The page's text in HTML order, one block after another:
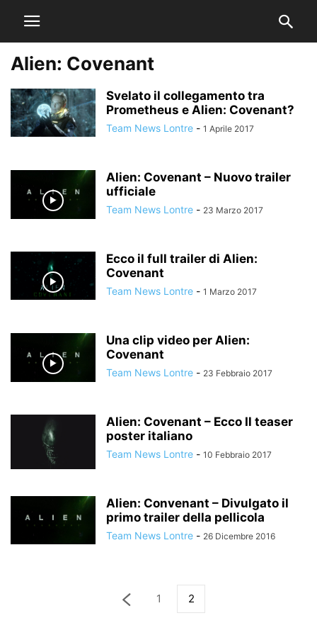
Alien: Covenant
Svelato il collegamento tra
Prometheus e Alien: Covenant?
Team News Lontre - 1 Aprile 2017
Alien: Covenant – Nuovo trailer
ufficiale
Team News Lontre - 23 Marzo 2017
Ecco il full trailer di Alien:
Covenant
Team News Lontre - 1 Marzo 2017
Una clip video per Alien:
Covenant
Team News Lontre - 23 Febbraio 2017
Alien: Covenant – Ecco Il teaser
poster italiano
Team News Lontre - 10 Febbraio 2017
Alien: Convenant – Divulgato il
primo trailer della pellicola
Team News Lontre - 26 Dicembre 2016
1 2